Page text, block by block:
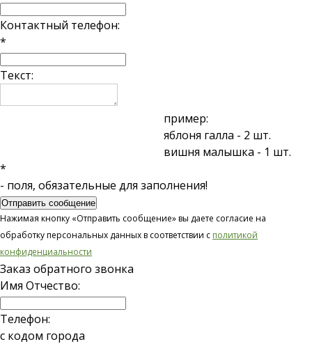
Контактный телефон:
*
Текст:
пример:
яблоня галла - 2 шт.
вишня малышка - 1 шт.
*
- поля, обязательные для заполнения!
Отправить сообщение
Нажимая кнопку «Отправить сообщение» вы даете согласие на
обработку персональных данных в соответствии с политикой
конфиденциальности
Заказ обратного звонка
Имя Отчество:
Телефон:
с кодом города